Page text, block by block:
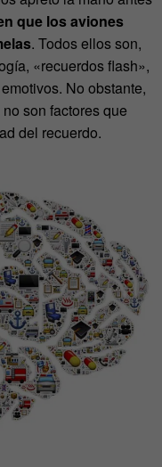
que los aviones
. Todos ellos son,
«recuerdos flash»,
No obstante,
son factores que
del recuerdo.